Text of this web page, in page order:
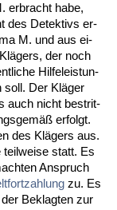
er­bracht ha­be,
des De­tek­tivs er­
M. und aus ei­
der noch
Hil­fe­leis­tun­
soll. Der Kläger
auch nicht be­strit­
er­folgt.
des Klägers aus.
teil­wei­se statt. Es
An­spruch
zu. Es
Be­klag­ten zur